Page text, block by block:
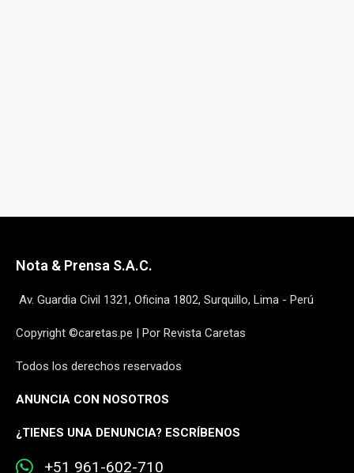
Nota & Prensa S.A.C.
Av. Guardia Civil 1321, Oficina 1802, Surquillo, Lima - Perú
Copyright ©caretas.pe | Por Revista Caretas
Todos los derechos reservados
ANUNCIA CON NOSOTROS
¿TIENES UNA DENUNCIA? ESCRÍBENOS
+51 961-602-710